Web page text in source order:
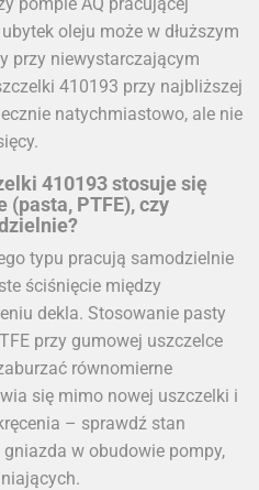
oleju może w dłuższym
przy niewystarczającym
410193 przy najbliższej
natychmiastowo, ale nie
410193 stosuje się
PTFE), czy
typu pracują samodzielnie
ściśnięcie między
dekla. Stosowanie pasty
przy gumowej uszczelce
równomierne
się mimo nowej uszczelki i
– sprawdź stan
w obudowie pompy,